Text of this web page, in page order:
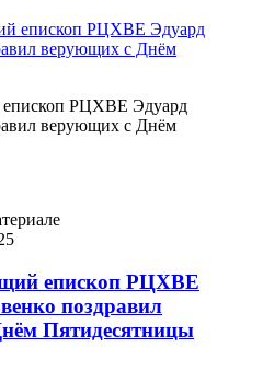
епископ РЦХВЕ Эдуард
верующих с Днём
епископ РЦХВЕ
поздравил
Пятидесятницы